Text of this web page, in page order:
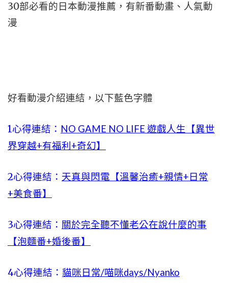
30部必看的日本動漫推薦，有新番動畫、人氣動
漫
好看動漫介紹連結，以下藍色字體
1心得連結： NO GAME NO LIFE 遊戲人生【異世
界穿越+有福利+奇幻】
2心得連結： 天真與閃電【溫馨治癒+親情+日常
+美食番】
3心得連結： 關於完全聽不懂老公在說什麼的事
【泡麵番+婚後番】
4心得連結： 貓咪日常/喵咪days/Nyanko